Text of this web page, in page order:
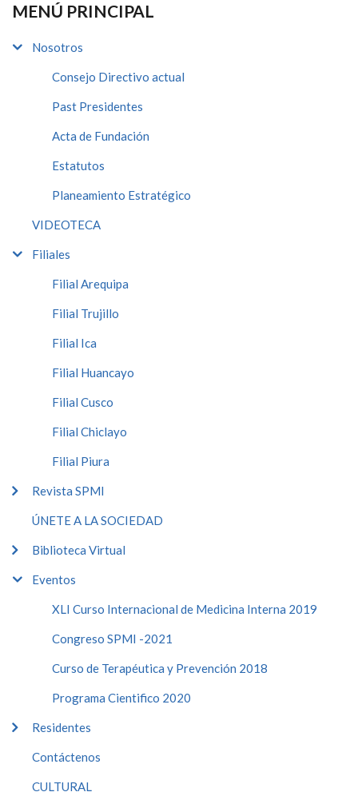
MENÚ PRINCIPAL
Nosotros
Consejo Directivo actual
Past Presidentes
Acta de Fundación
Estatutos
Planeamiento Estratégico
VIDEOTECA
Filiales
Filial Arequipa
Filial Trujillo
Filial Ica
Filial Huancayo
Filial Cusco
Filial Chiclayo
Filial Piura
Revista SPMI
ÚNETE A LA SOCIEDAD
Biblioteca Virtual
Eventos
XLI Curso Internacional de Medicina Interna 2019
Congreso SPMI -2021
Curso de Terapéutica y Prevención 2018
Programa Cientifico 2020
Residentes
Contáctenos
CULTURAL